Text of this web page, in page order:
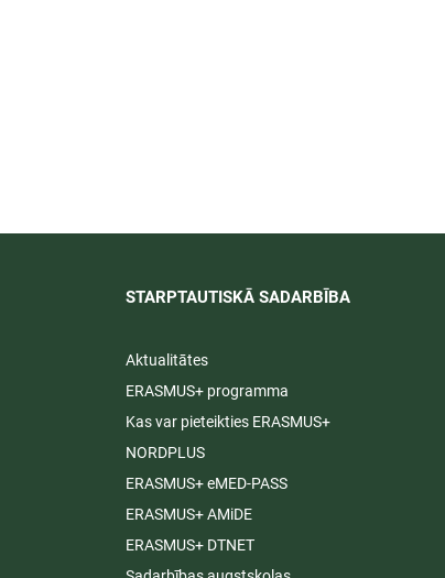
STARPTAUTISKĀ SADARBĪBA​
Aktualitātes
ERASMUS+ programma
Kas var pieteikties ERASMUS+
NORDPLUS
ERASMUS+ eMED-PASS
ERASMUS+ AMiDE
ERASMUS+ DTNET